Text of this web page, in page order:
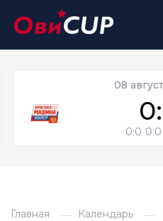
08
0:0 0:0
Главная Календарь